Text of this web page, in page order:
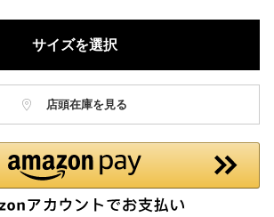
サイズを選択
店頭在庫を見る